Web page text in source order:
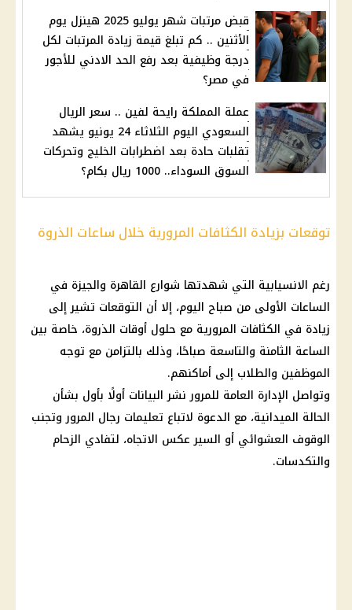
قبض مرتبات شهر يوليو 2025 هينزل يوم
الأثنين .. كم تبلغ قيمة زيادة المرتبات لكل
درجة وظيفية بعد رفع الحد الادني للأجور
في مصر؟
عملة المملكة رايحة لفين .. سعر الريال
السعودي اليوم الثلاثاء 24 يونيو يشهد
تقلبات حادة بعد اضطرابات الخليج وتحركات
السوق السوداء.. 1000 ريال بكام؟
توقعات بزيادة الكثافات المرورية خلال ساعات الذروة
رغم الانسيابية التي شهدتها شوارع القاهرة والجيزة في
الساعات الأولى من صباح اليوم، إلا أن التوقعات تشير إلى
زيادة في الكثافات المرورية مع حلول أوقات الذروة، خاصة بين
الساعة الثامنة والتاسعة صباحًا، وذلك بالتزامن مع توجه
الموظفين والطلاب إلى أماكنهم.
وتواصل الإدارة العامة للمرور نشر البيانات أولًا بأول بشأن
الحالة الميدانية، مع الدعوة لاتباع تعليمات رجال المرور وتجنب
الوقوف العشوائي أو السير عكس الاتجاه، لتفادي الزحام
والتكدسات.